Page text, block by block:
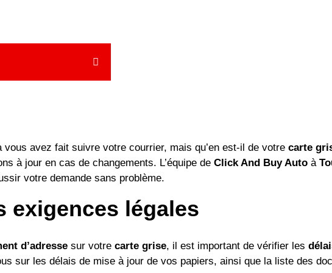
avez fait suivre votre courrier, mais qu’en est-il de votre carte
à jour en cas de changements. L’équipe de Click And Buy Auto à
votre demande sans problème.
exigences légales
d’adresse sur votre carte grise, il est important de vérifier les
sur les délais de mise à jour de vos papiers, ainsi que la liste des